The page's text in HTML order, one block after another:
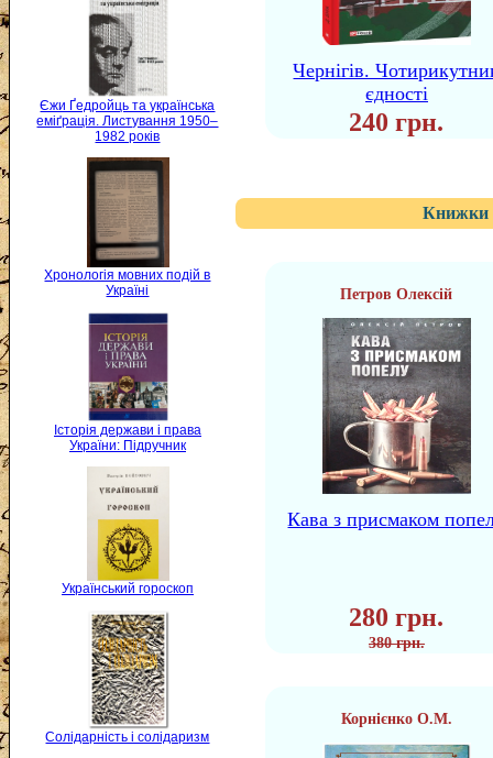
Єжи Ґедройць та українська
еміґрація. Листування 1950–
1982 років
Хронологія мовних подій в
Україні
Історія держави і права
України: Підручник
Український гороскоп
Солідарність і солідаризм
Чернігів.
єдності
240 грн.
Книжки
Петров Олексій
Кава з присмаком
280 грн.
380 грн.
Корнієнко О.М.